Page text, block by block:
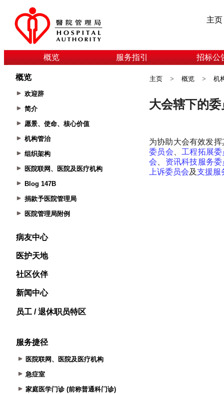
主页
概览 服务指引 招标公
概览
欢迎辞
简介
愿景、使命、核心价值
机构管治
组织架构
医院联网、医院及医疗机构
Blog 147B
捐款予医院管理局
医院管理局附例
病友中心
医护天地
社区伙伴
新闻中心
员工 / 退休职员特区
服务捷径
医院联网、医院及医疗机构
急症室
家庭医学门诊 (前称普通科门诊)
主页 > 概览 > 机